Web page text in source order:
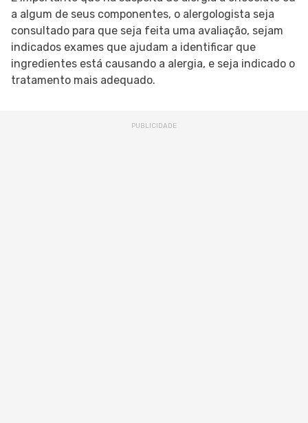
a algum de seus componentes, o alergologista seja
consultado para que seja feita uma avaliação, sejam
indicados exames que ajudam a identificar que
ingredientes está causando a alergia, e seja indicado o
tratamento mais adequado.